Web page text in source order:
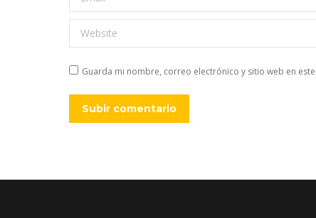
Website
Guarda mi nombre, correo electrónico y sitio web en
Subir comentario